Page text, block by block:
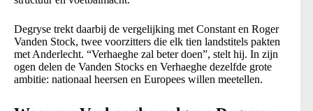
Degryse trekt daarbij de vergelijking met Constant en Roger
Vanden Stock, twee voorzitters die elk tien landstitels pakten
met Anderlecht. “Verhaeghe zal beter doen”, stelt hij. In zijn
ogen delen de Vanden Stocks en Verhaeghe dezelfde grote
ambitie: nationaal heersen en Europees willen meetellen.